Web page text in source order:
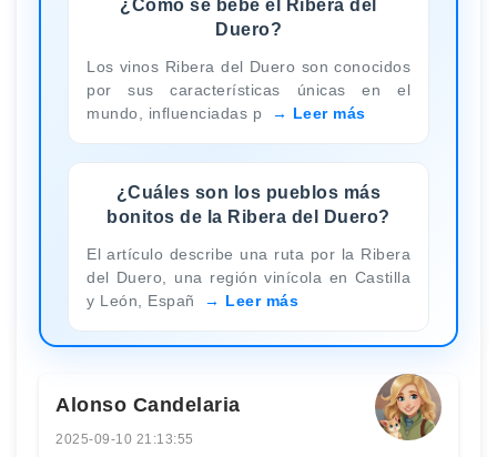
¿Cómo se bebe el Ribera del
Duero?
Los vinos Ribera del Duero son conocidos
por sus características únicas en el
mundo, influenciadas p
Leer más
¿Cuáles son los pueblos más
bonitos de la Ribera del Duero?
El artículo describe una ruta por la Ribera
del Duero, una región vinícola en Castilla
y León, Españ
Leer más
Alonso Candelaria
2025-09-10 21:13:55